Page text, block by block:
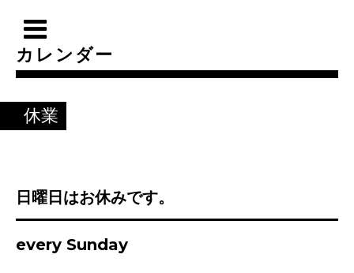
カレンダー
休業
日曜日はお休みです。
every Sunday